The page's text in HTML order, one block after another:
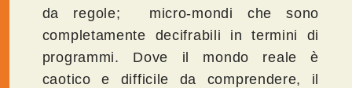
da regole; micro-mondi che sono
completamente decifrabili in termini di
programmi. Dove il mondo reale è
caotico e difficile da comprendere, il